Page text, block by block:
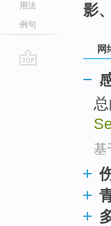
用法
例句
影
网
基